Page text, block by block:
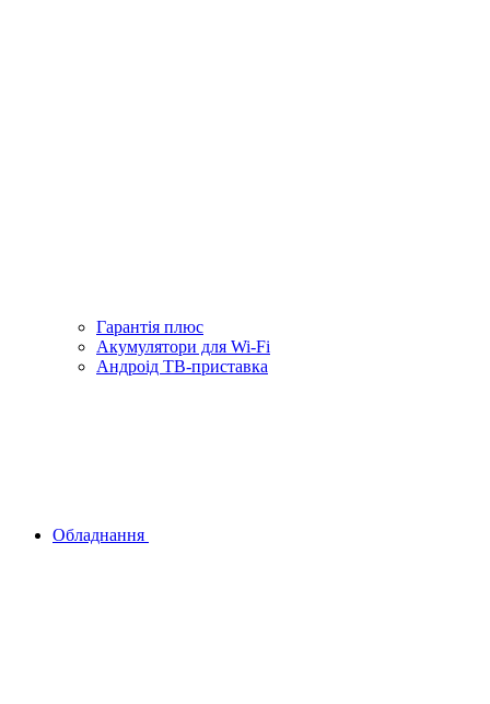
Гарантiя плюс
Акумулятори для Wi-Fi
Андроід ТВ-приставка
Обладнання